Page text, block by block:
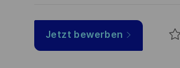
Jetzt bewerben